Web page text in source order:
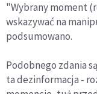
"Wybrany moment
wskazywać na
podsumowano.
Podobnego zdania
ta dezinformacja -